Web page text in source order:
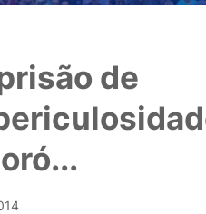
de